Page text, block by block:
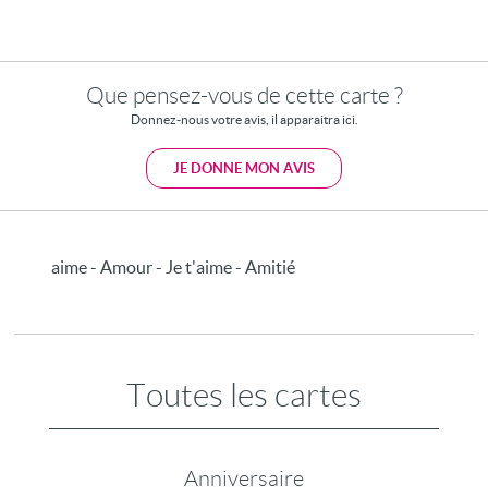
Que pensez-vous de cette carte ?
Donnez-nous votre avis, il apparaitra ici.
JE DONNE MON AVIS
aime - Amour - Je t'aime - Amitié
Toutes les cartes
Anniversaire